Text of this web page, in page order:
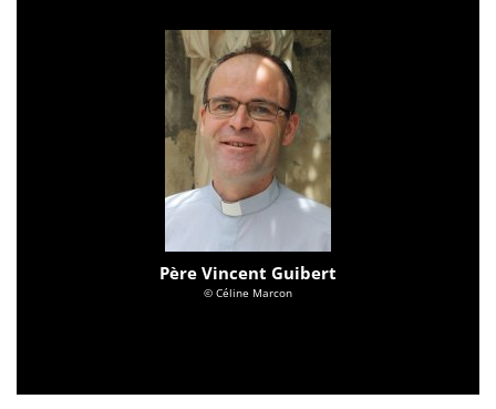
Père Vincent Guibert
© Céline Marcon